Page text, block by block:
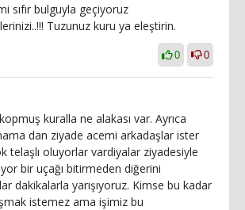
sıfır bulguyla geçiyoruz
Tuzunuz kuru ya eleştirin.
0 0
kuralla ne alakası var. Ayrıca
dan ziyade acemi arkadaşlar ister
telaşlı oluyorlar vardiyalar ziyadesiyle
bir uçağı bitirmeden diğerini
dakikalarla yarışıyoruz. Kimse bu kadar
istemez ama işimiz bu